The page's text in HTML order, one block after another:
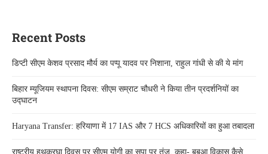
Recent Posts
डिप्टी सीएम केशव प्रसाद मौर्य का पप्पू यादव पर निशाना, राहुल गांधी से की ये मांग
बिहार म्यूजियम स्थापना दिवस: सीएम सम्राट चौधरी ने किया तीन प्रदर्शनियों का
उद्घाटन
Haryana Transfer: हरियाणा में 17 IAS और 7 HCS अधिकारियों का हुआ तबादला
राष्ट्रीय हथकरघा दिवस पर सीएम योगी का सपा पर तंज, कहा- बबुआ विकास कैसे